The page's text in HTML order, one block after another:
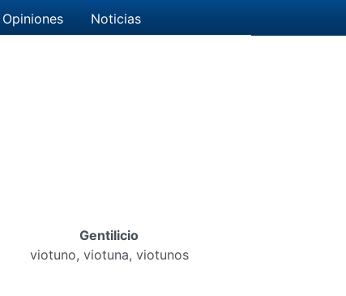
Opiniones Noticias
Gentilicio
viotuno, viotuna, viotunos